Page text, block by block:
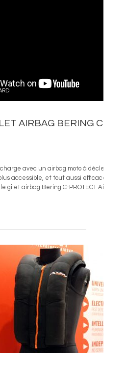
AIRBAG BERING C-
avec un airbag moto à
accessible, et tout aussi efficace que
gilet airbag Bering C-PROTECT Air. J’ai